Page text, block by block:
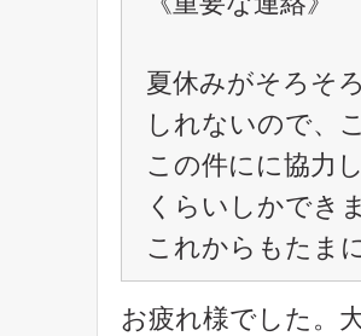
夏休みがそろそ
しれないので、
この件にに協力
くらいしかでき
これからもたま
お疲れ様でした。